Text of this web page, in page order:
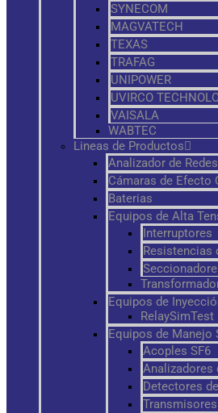
SYNECOM
MAGVATECH
TEXAS
TRAFAG
UNIPOWER
UVIRCO
VAISALA
WABTEC
Lineas de Productos
Analizador de Redes
Cámaras de Efecto
Baterias
Equipos de Alta
Interruptores
Resistencias
Equipos de
RelaySimTest
Equipos de Manejo
Acoples SF6
Analizadores
Detectores